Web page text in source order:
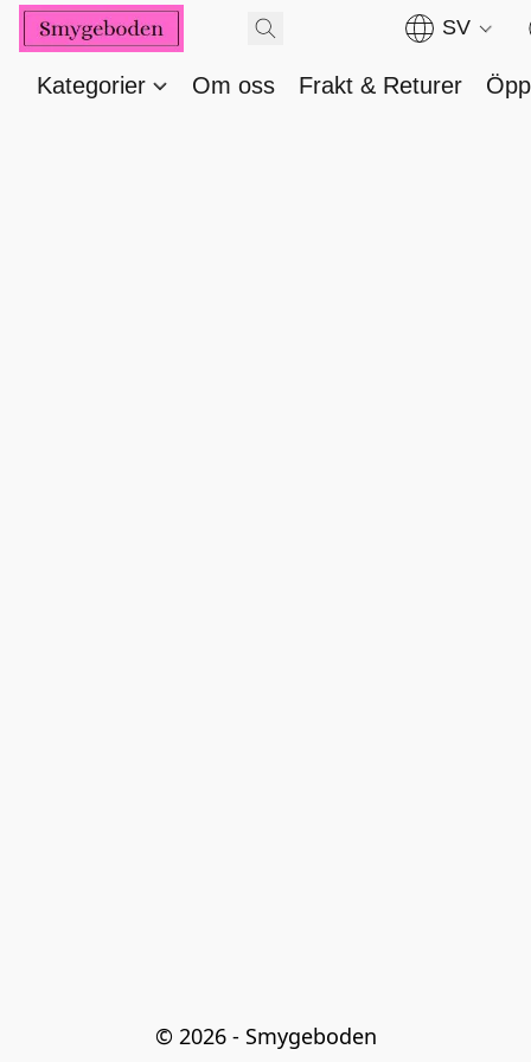
SV
Kategorier Om oss Frakt & Returer
© 2026 - Smygeboden